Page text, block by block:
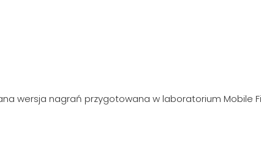
wersja nagrań przygotowana w laboratorium Mobile